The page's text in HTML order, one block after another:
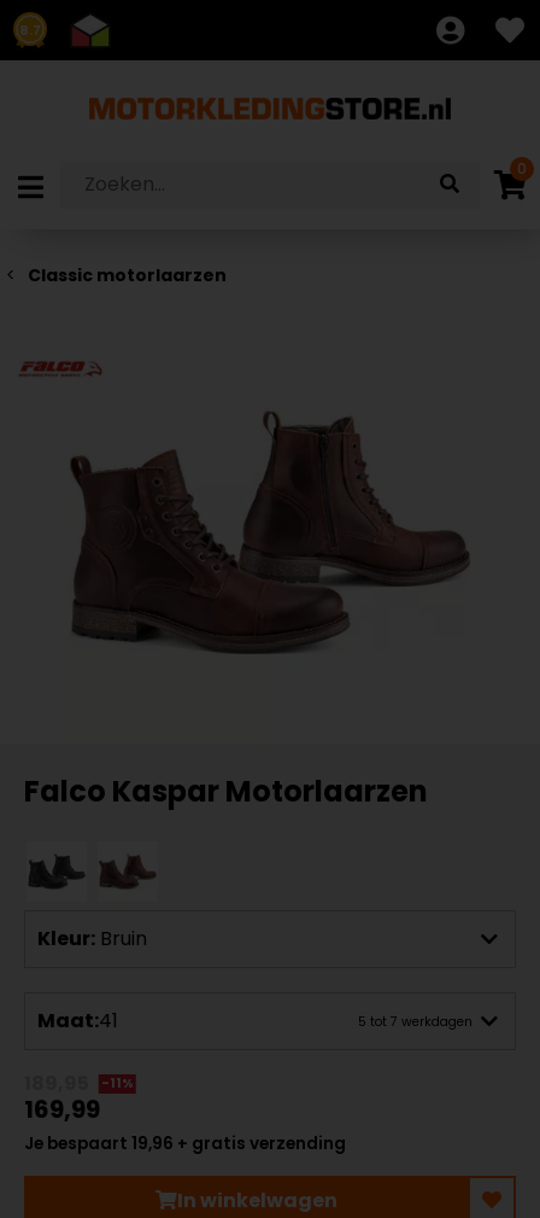
8.7
0
Classic motorlaarzen
Falco Kaspar Motorlaarzen
Kleur: Bruin
Maat:41 5 tot 7 werkdagen
-11%
169,99
Je bespaart 19,96 + gratis verzending
In winkelwagen